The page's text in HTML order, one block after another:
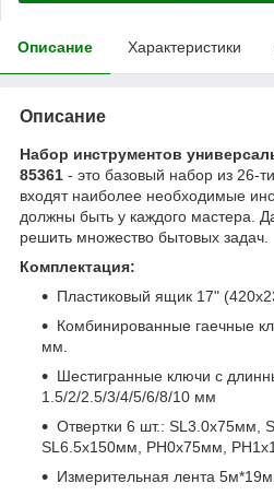
Описание Характеристики
Описание
Набор инструментов
85361 - это базовый набор из 26-
входят наиболее необходимые
должны быть у каждого мастера.
решить множество бытовых задач.
Комплектация:
Пластиковый ящик 17"
Комбинированные гаечные
мм.
Шестигранные ключи с
1.5/2/2.5/3/4/5/6/8/10 мм
Отвертки 6 шт.: SL3.0x75мм,
SL6.5x150мм, PH0x75мм,
Измерительная лента